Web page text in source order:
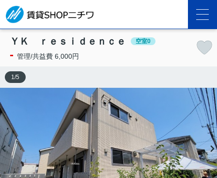
ＹＫ ｒｅｓｉｄｅｎｃｅ 空室0
- 管理/共益費 6,000円
1 /5